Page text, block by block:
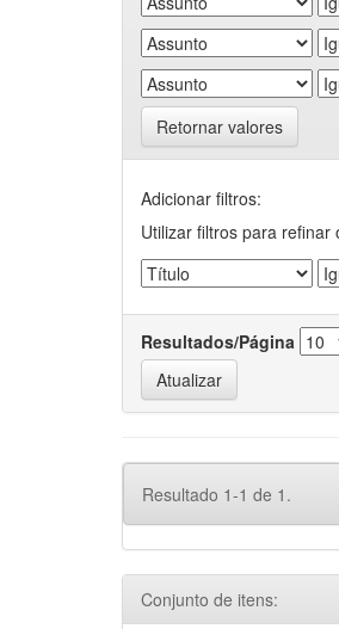
Retornar valores
Adicionar filtros:
Utilizar filtros para refinar
Resultados/Página
Resultado 1-1 de 1.
Conjunto de itens: